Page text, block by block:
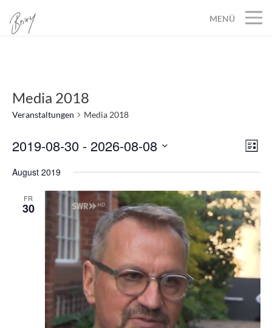
MENÜ
Media 2018
Veranstaltungen Media 2018
Liste
2019-08-30 - 2026-08-08
wählen.
August 2019
FR
30